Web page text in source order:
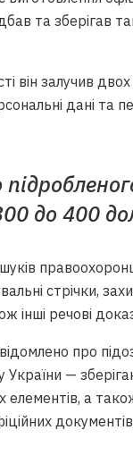
та зберігав
він залучив
дані та
до 400
стрічки,
інші речові
про
України —
елементів, а